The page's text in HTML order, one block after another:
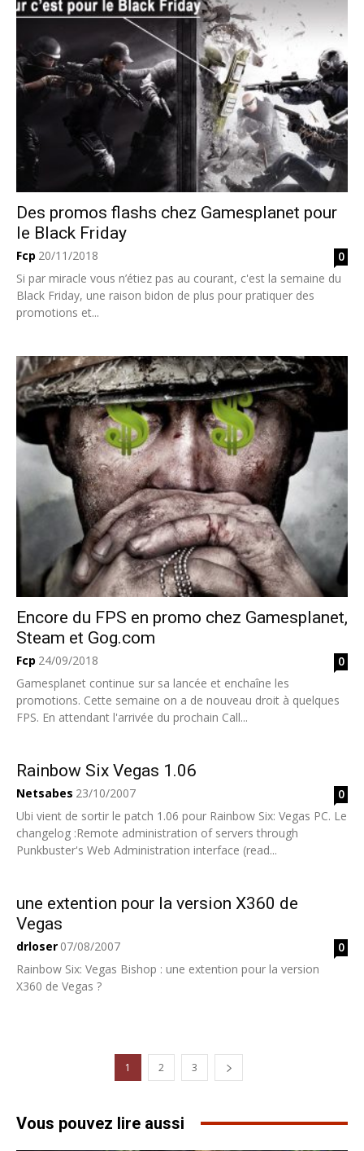
Des promos flashs chez Gamesplanet pour
le Black Friday
Fcp 20/11/2018
0
Si par miracle vous n’étiez pas au courant, c'est la semaine du
Black Friday, une raison bidon de plus pour pratiquer des
promotions et...
Encore du FPS en promo chez Gamesplanet,
Steam et Gog.com
Fcp 24/09/2018
0
Gamesplanet continue sur sa lancée et enchaîne les
promotions. Cette semaine on a de nouveau droit à quelques
FPS. En attendant l'arrivée du prochain Call...
Rainbow Six Vegas 1.06
Netsabes 23/10/2007
0
Ubi vient de sortir le patch 1.06 pour Rainbow Six: Vegas PC. Le
changelog :Remote administration of servers through
Punkbuster's Web Administration interface (read...
une extention pour la version X360 de
Vegas
drloser 07/08/2007
0
Rainbow Six: Vegas Bishop : une extention pour la version
X360 de Vegas ?
1 2 3
Vous pouvez lire aussi